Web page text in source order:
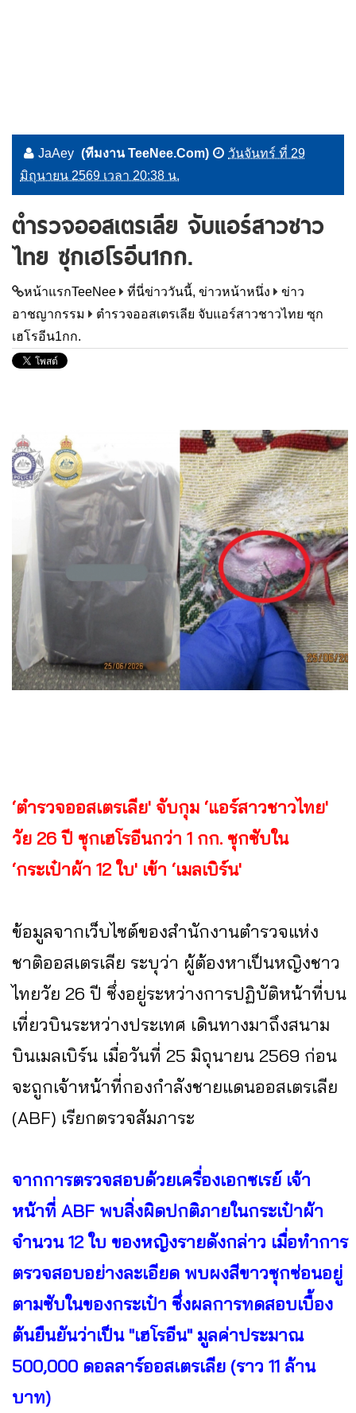
JaAey (ทีมงาน TeeNee.Com)
วันจันทร์ ที่ 29
มิถุนายน 2569 เวลา 20:38 น.
ตำรวจออสเตรเลีย จับแอร์สาวชาว
ไทย ซุกเฮโรอีน1กก.
หน้าแรกTeeNee ที่นี่ข่าววันนี้, ข่าวหน้าหนึ่ง
ข่าว
อาชญากรรม
ตำรวจออสเตรเลีย จับแอร์สาวชาวไทย ซุก
เฮโรอีน1กก.
‘ตำรวจออสเตรเลีย' จับกุม ‘แอร์สาวชาวไทย'
วัย 26 ปี ซุกเฮโรอีนกว่า 1 กก. ซุกซับใน
‘กระเป๋าผ้า 12 ใบ' เข้า ‘เมลเบิร์น'
ข้อมูลจากเว็บไซต์ของสำนักงานตำรวจแห่ง
ชาติออสเตรเลีย ระบุว่า ผู้ต้องหาเป็นหญิงชาว
ไทยวัย 26 ปี ซึ่งอยู่ระหว่างการปฏิบัติหน้าที่บน
เที่ยวบินระหว่างประเทศ เดินทางมาถึงสนาม
บินเมลเบิร์น เมื่อวันที่ 25 มิถุนายน 2569 ก่อน
จะถูกเจ้าหน้าที่กองกำลังชายแดนออสเตรเลีย
(ABF) เรียกตรวจสัมภาระ
จากการตรวจสอบด้วยเครื่องเอกซเรย์ เจ้า
หน้าที่ ABF พบสิ่งผิดปกติภายในกระเป๋าผ้า
จำนวน 12 ใบ ของหญิงรายดังกล่าว เมื่อทำการ
ตรวจสอบอย่างละเอียด พบผงสีขาวซุกซ่อนอยู่
ตามซับในของกระเป๋า ซึ่งผลการทดสอบเบื้อง
ต้นยืนยันว่าเป็น "เฮโรอีน" มูลค่าประมาณ
500,000 ดอลลาร์ออสเตรเลีย (ราว 11 ล้าน
บาท)